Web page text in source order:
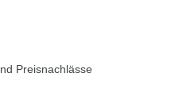
Preisnachlässe